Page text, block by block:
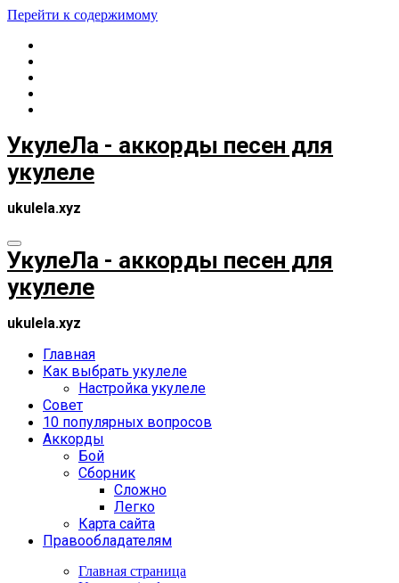
Перейти к содержимому
УкулеЛа - аккорды песен для
укулеле
ukulela.xyz
УкулеЛа - аккорды песен для
укулеле
ukulela.xyz
Главная
Как выбрать укулеле
Настройка укулеле
Совет
10 популярных вопросов
Аккорды
Бой
Сборник
Сложно
Легко
Карта сайта
Правообладателям
Главная страница